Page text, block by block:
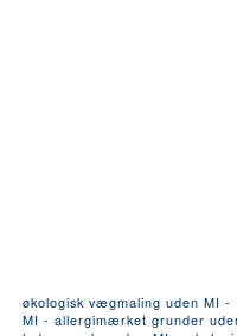
økologisk vægmaling uden MI
MI - allergimærket grunder